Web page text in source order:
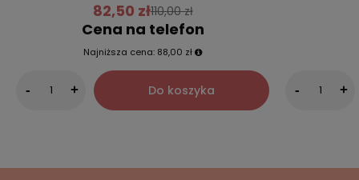
82,50 zł110,00 zł
Cena na telefon
Najniższa cena: 88,00 zł
- + Do koszyka - +